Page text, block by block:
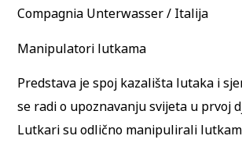
Compagnia Unterwasser / Italija
Manipulatori lutkama
Predstava je spoj kazališta lutaka i
se radi o upoznavanju svijeta u prvoj
Lutkari su odlično manipulirali